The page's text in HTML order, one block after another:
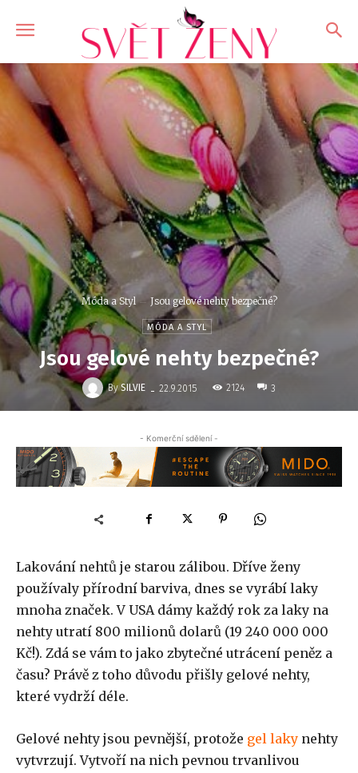
Móda a Styl Jsou gelové nehty bezpečné?
MÓDA A STYL
Jsou gelové nehty bezpečné?
By SILVIE - 22.9.2015 2124 3
- Komerční sdělení -
Lakování nehtů je starou zálibou. Dříve ženy
používaly přírodní barviva, dnes se vyrábí laky
mnoha značek. V USA dámy každý rok za laky na
nehty utratí 800 milionů dolarů (19 240 000 000
Kč!). Zdá se vám to jako zbytečné utrácení peněz a
času? Právě z toho důvodu přišly gelové nehty,
které vydrží déle.
Gelové nehty jsou pevnější, protože gel laky nehty
vytvrzují. Vytvoří na nich pevnou trvanlivou